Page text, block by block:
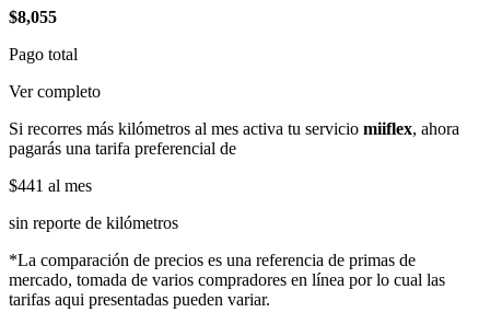
$8,055
Pago total
Ver completo
Si recorres más kilómetros al mes activa tu servicio miiflex, ahora
pagarás una tarifa preferencial de
$441 al mes
sin reporte de kilómetros
*La comparación de precios es una referencia de primas de
mercado, tomada de varios compradores en línea por lo cual las
tarifas aqui presentadas pueden variar.